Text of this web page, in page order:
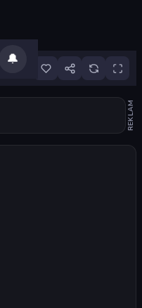
🔔
REKLAM